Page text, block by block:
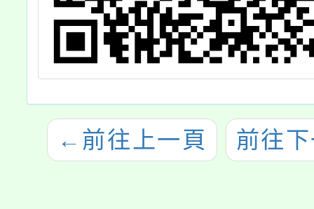
← 前往上一頁 前往